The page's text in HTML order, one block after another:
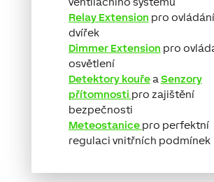
Relay Extension pro ovládání
dvířek
Dimmer Extension pro
osvětlení
Detektory kouřea Senzory
přítomnosti pro zajištění
bezpečnosti
Meteostanice pro perfektní
regulaci vnitřních podmínek